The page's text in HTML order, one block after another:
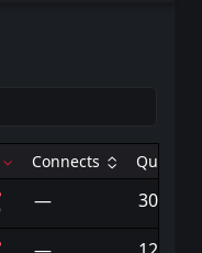
Connects Quantity
— 30